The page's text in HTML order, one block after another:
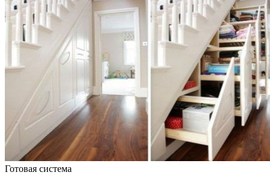
Готовая система